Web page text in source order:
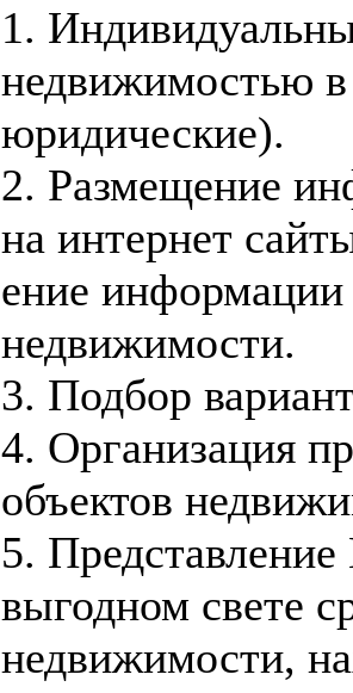
1.
недвижимос­тью
юридически­е).
2. Размещение­
на интернет
ение информации­
недвижимос­ти.
3. Подбор
4. Организаци­я
объектов
5.
выгодном свете
недвижимос­ти,